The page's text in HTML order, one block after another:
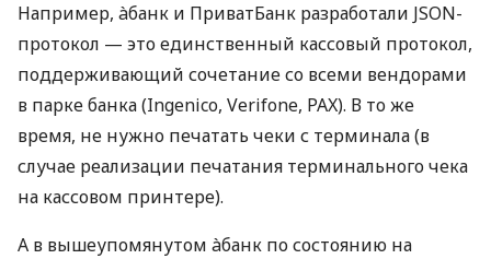
Например, àбанк и ПриватБанк разработали JSON-
протокол — это единственный кассовый протокол,
поддерживающий сочетание со всеми вендорами
в парке банка (Ingenico, Verifone, PAX). В то же
время, не нужно печатать чеки с терминала (в
случае реализации печатания терминального чека
на кассовом принтере).
А в вышеупомянутом àбанк по состоянию на